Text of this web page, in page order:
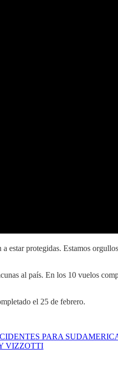
estar protegidas. Estamos
al país. En los 10 vuelos
el 25 de febrero.
PARA
VIZZOTTI